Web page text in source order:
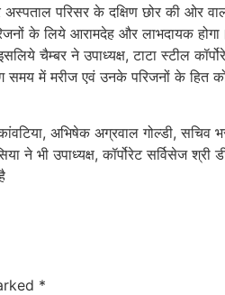
परिसर के दक्षिण छोर की ओर
के लिये आरामदेह और लाभदायक
चैम्बर ने उपाध्यक्ष, टाटा स्टील
समय में मरीज एवं उनके परिजनों के हित
अभिषेक अग्रवाल गोल्डी, सचिव
ने भी उपाध्यक्ष, कॉर्पोरेट सर्विसेज श्री
*